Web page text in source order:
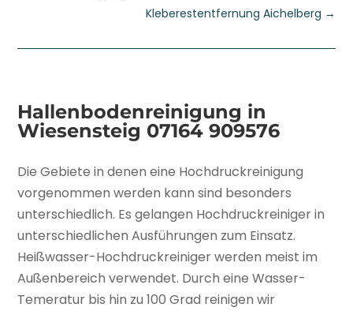
Kleberestentfernung Aichelberg →
Hallenbodenreinigung in
Wiesensteig 07164 909576
Die Gebiete in denen eine Hochdruckreinigung
vorgenommen werden kann sind besonders
unterschiedlich. Es gelangen Hochdruckreiniger in
unterschiedlichen Ausführungen zum Einsatz.
Heißwasser-Hochdruckreiniger werden meist im
Außenbereich verwendet. Durch eine Wasser-
Temeratur bis hin zu 100 Grad reinigen wir